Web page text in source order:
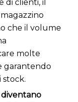
clienti, il
che il volume
molte
garantendo